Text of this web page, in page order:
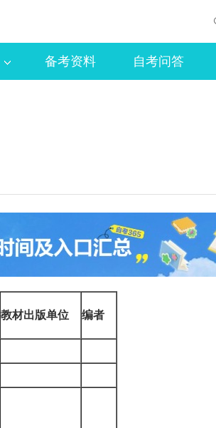
备考资料 自考问答
教材出版单位 编者